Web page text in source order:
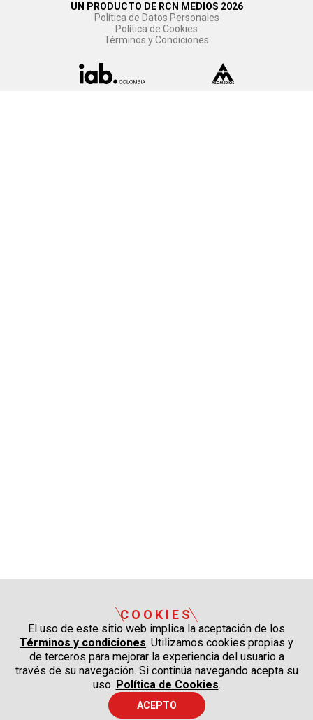
UN PRODUCTO DE RCN MEDIOS 2026
Política de Datos Personales
Política de Cookies
Términos y Condiciones
COOKIES
El uso de este sitio web implica la aceptación de los
Términos y condiciones. Utilizamos cookies propias y
de terceros para mejorar la experiencia del usuario a
través de su navegación. Si continúa navegando acepta su
uso. Política de Cookies.
ACEPTO